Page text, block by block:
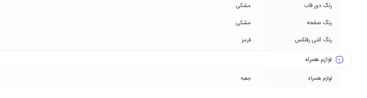
رنگ دور قاب
مشکی
رنگ صفحه
مشکی
رنگ آنتی رفلکس
قرمز
لوازم همراه
لوازم همراه جعبه